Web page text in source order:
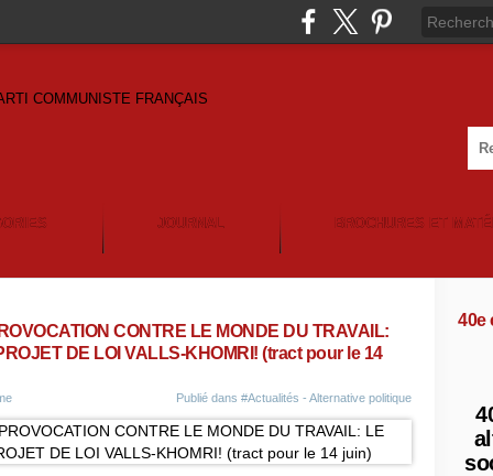
JOURNAL BROCHURES ET
CONTRE LE MONDE DU TRAVAIL:
DE LOI VALLS-KHOMRI! (tract pour le 14
Publié dans #Actualités - Alternative politique
40e